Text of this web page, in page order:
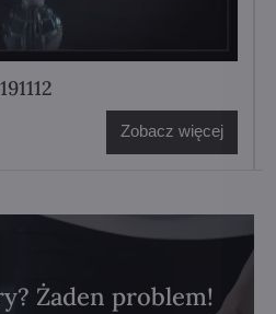
Zobacz więcej
Żaden problem!